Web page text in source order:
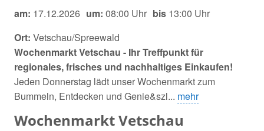
am: 17.12.2026 um: 08:00 Uhr bis 13:00 Uhr
Ort: Vetschau/Spreewald
Wochenmarkt Vetschau - Ihr Treffpunkt für
regionales, frisches und nachhaltiges Einkaufen!
Jeden Donnerstag lädt unser Wochenmarkt zum
Bummeln, Entdecken und Genie&szl... mehr
Wochenmarkt Vetschau